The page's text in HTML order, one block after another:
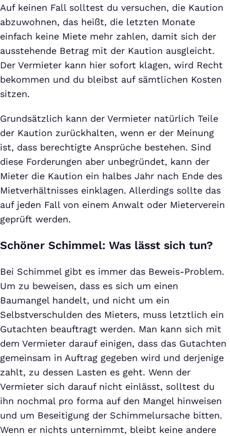
Auf keinen Fall solltest du versuchen, die Kaution
abzuwohnen, das heißt, die letzten Monate
einfach keine Miete mehr zahlen, damit sich der
ausstehende Betrag mit der Kaution ausgleicht.
Der Vermieter kann hier sofort klagen, wird Recht
bekommen und du bleibst auf sämtlichen Kosten
sitzen.
Grundsätzlich kann der Vermieter natürlich Teile
der Kaution zurückhalten, wenn er der Meinung
ist, dass berechtigte Ansprüche bestehen. Sind
diese Forderungen aber unbegründet, kann der
Mieter die Kaution ein halbes Jahr nach Ende des
Mietverhältnisses einklagen. Allerdings sollte das
auf jeden Fall von einem Anwalt oder Mieterverein
geprüft werden.
Schöner Schimmel: Was lässt sich tun?
Bei Schimmel gibt es immer das Beweis-Problem.
Um zu beweisen, dass es sich um einen
Baumangel handelt, und nicht um ein
Selbstverschulden des Mieters, muss letztlich ein
Gutachten beauftragt werden. Man kann sich mit
dem Vermieter darauf einigen, dass das Gutachten
gemeinsam in Auftrag gegeben wird und derjenige
zahlt, zu dessen Lasten es geht. Wenn der
Vermieter sich darauf nicht einlässt, solltest du
ihn nochmal pro forma auf den Mangel hinweisen
und um Beseitigung der Schimmelursache bitten.
Wenn er nichts unternimmt, bleibt keine andere